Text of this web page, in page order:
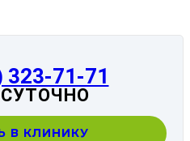
323-71-71
В КЛИНИКУ